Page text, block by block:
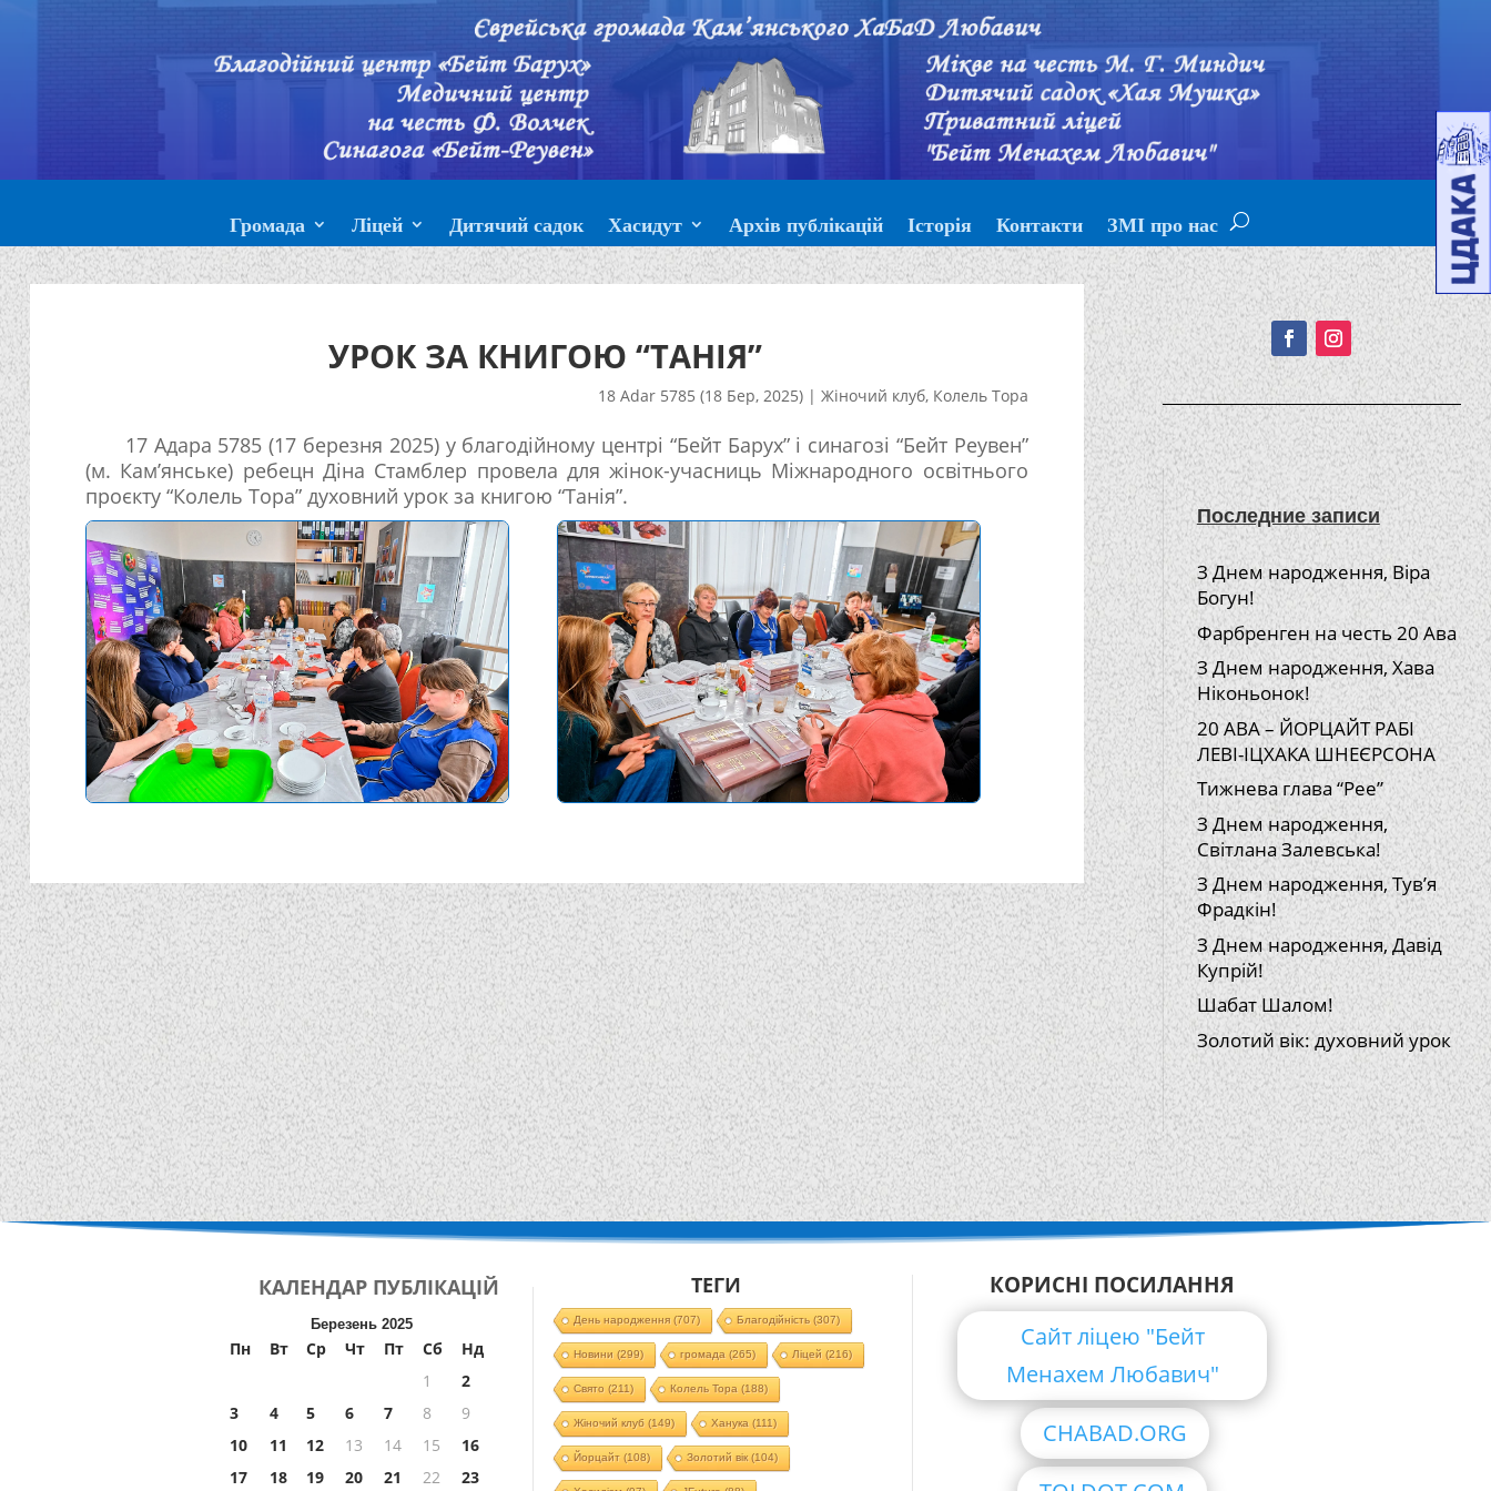
Громада Ліцей Дитячий садок Хасидут Архів публікацій Історія Контакти ЗМІ про нас
УРОК ЗА КНИГОЮ “ТАНІЯ”
18 Adar 5785 (18 Бер, 2025)| Жіночий клуб, Колель Тора
17 Адара 5785 (17 березня 2025) у благодійному центрі “Бейт Барух” і синагозі “Бейт Реувен”
(м. Кам’янське) ребецн Діна Стамблер провела для жінок-учасниць Міжнародного освітнього
проєкту “Колель Тора” духовний урок за книгою “Танія”.
Подписывайтесь!
Последние записи
З Днем народження, Віра
Богун!
Фарбренген на честь 20 Ава
З Днем народження, Хава
Ніконьонок!
20 АВА – ЙОРЦАЙТ РАБІ
ЛЕВІ-ІЦХАКА ШНЕЄРСОНА
Тижнева глава “Рее”
З Днем народження,
Світлана Залевська!
З Днем народження, Тув’я
Фрадкін!
З Днем народження, Давід
Купрій!
Шабат Шалом!
Золотий вік: духовний урок
КАЛЕНДАР ПУБЛІКАЦІЙ
Березень 2025
Пн Вт Ср Чт Пт Сб
Нд
1
2
3
4 5 6 7 8
9
10
11 12 13 14 15
16
17
18 19 20 21 22 23
ТЕГИ
День народження(707) Благодійність (307)
Новини (299) громада (265) Ліцей (216)
Свято (211) Колель Тора (188)
Жіночий клуб (149) Ханука (111)
Йорцайт (108) Золотий вік(104)
КОРИСНІ ПОСИЛАННЯ
Сайт ліцею "Бейт
Менахем Любавич"
CHABAD.ORG